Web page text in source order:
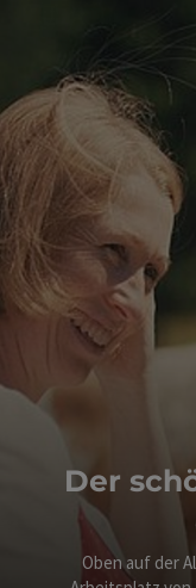
Der
Oben auf der